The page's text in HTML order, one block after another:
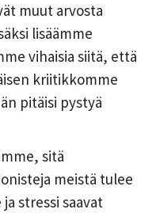
muut arvosta
lisäämme
vihaisia siitä, että
kriitikkomme
pitäisi pystyä
sitä
meistä tulee
stressi saavat